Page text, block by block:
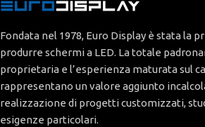
Fondata nel 1978, Euro Display è stata la
produrre schermi a LED. La totale
proprietaria e l’esperienza maturata sul
rappresentano un valore aggiunto
realizzazione di progetti customizzati,
esigenze particolari.